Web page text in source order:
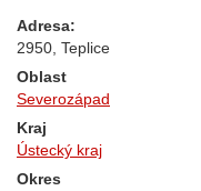
Adresa:
2950, Teplice
Oblast
Severozápad
Kraj
Ústecký kraj
Okres